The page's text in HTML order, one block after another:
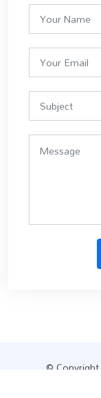
© Copyright